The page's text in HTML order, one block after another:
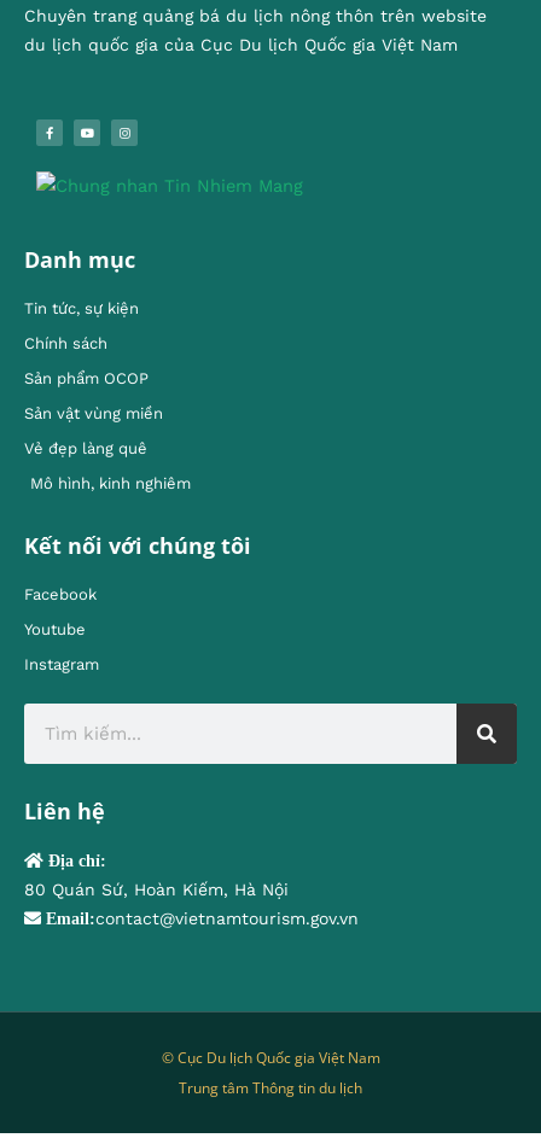
Chuyên trang quảng bá du lịch nông thôn trên website
du lịch quốc gia của Cục Du lịch Quốc gia Việt Nam
Danh mục
Tin tức, sự kiện
Chính sách
Sản phẩm OCOP
Sản vật vùng miền
Vẻ đẹp làng quê
Mô hình, kinh nghiêm
Kết nối với chúng tôi
Facebook
Youtube
Instagram
Liên hệ
Địa chỉ:
80 Quán Sứ, Hoàn Kiếm, Hà Nội
Email:contact@vietnamtourism.gov.vn
© Cục Du lịch Quốc gia Việt Nam
Trung tâm Thông tin du lịch